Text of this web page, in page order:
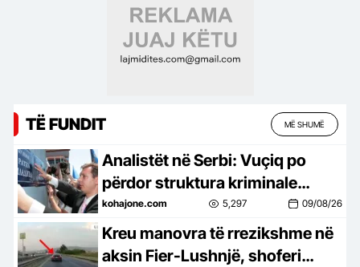
TË FUNDIT MË SHUMË
Analistët në Serbi: Vuçiq po
përdor struktura kriminale
parapolicore për të frikësuar
kundërshtarët
kohajone.com 5,297 09/08/26
Kreu manovra të rrezikshme në
aksin Fier-Lushnjë, shoferi